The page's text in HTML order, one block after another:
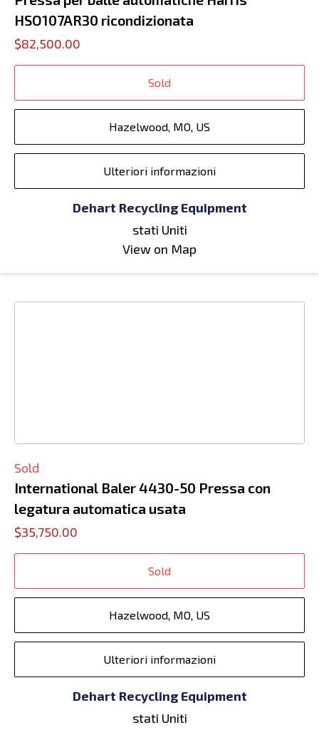
HSO107AR30 ricondizionata
$82,500.00
Sold
Hazelwood, MO, US
Ulteriori informazioni
Dehart Recycling Equipment
stati Uniti
View on Map
Sold
International Baler 4430-50 Pressa con
legatura automatica usata
$35,750.00
Sold
Hazelwood, MO, US
Ulteriori informazioni
Dehart Recycling Equipment
stati Uniti